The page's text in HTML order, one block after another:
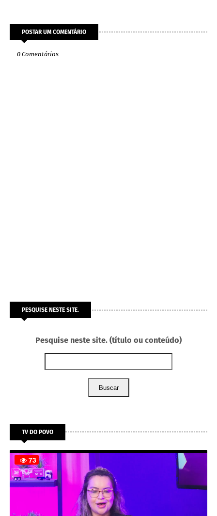
POSTAR UM COMENTÁRIO
0 Comentários
PESQUISE NESTE SITE.
Pesquise neste site. (título ou conteúdo)
Buscar
TV DO POVO